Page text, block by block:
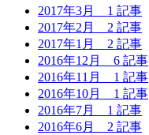
2017年3月 1 記事
2017年2月 2 記事
2017年1月 2 記事
2016年12月 6 記事
2016年11月 1 記事
2016年10月 1 記事
2016年7月 1 記事
2016年6月 2 記事